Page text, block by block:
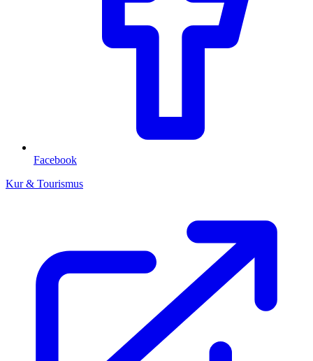
Facebook
Kur & Tourismus